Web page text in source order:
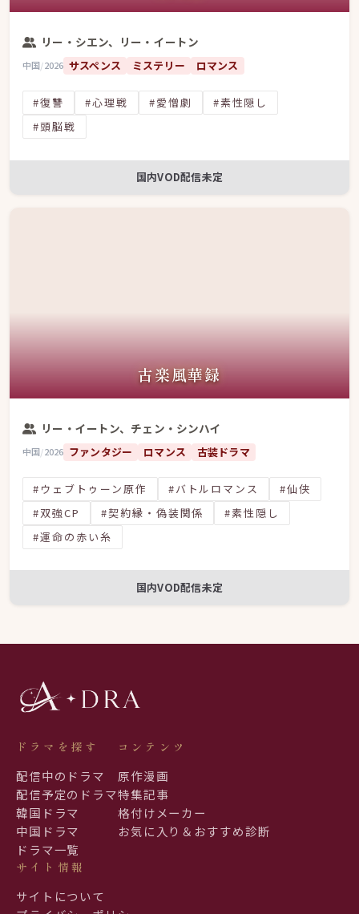
リー・シエン、リー・イートン
中国/2026 サスペンス ミステリー ロマンス
#復讐 #心理戦 #愛憎劇
#素性隠し
#頭脳戦
国内VOD配信未定
古楽風華録
リー・イートン、チェン・シンハイ
中国/2026 ファンタジー ロマンス 古装ドラマ
#ウェブトゥーン原作 #バトルロマンス
#仙侠
#双強CP
#契約縁・偽装関係
#素性隠し
#運命の赤い糸
国内VOD配信未定
ドラマを探す
配信中のドラマ
配信予定のドラマ
韓国ドラマ
中国ドラマ
ドラマ一覧
コンテンツ
原作漫画
特集記事
格付けメーカー
お気に入り＆おすすめ診断
サイト情報
サイトについて